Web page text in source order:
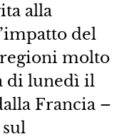
alla
del
molto
di lunedì il
Francia –